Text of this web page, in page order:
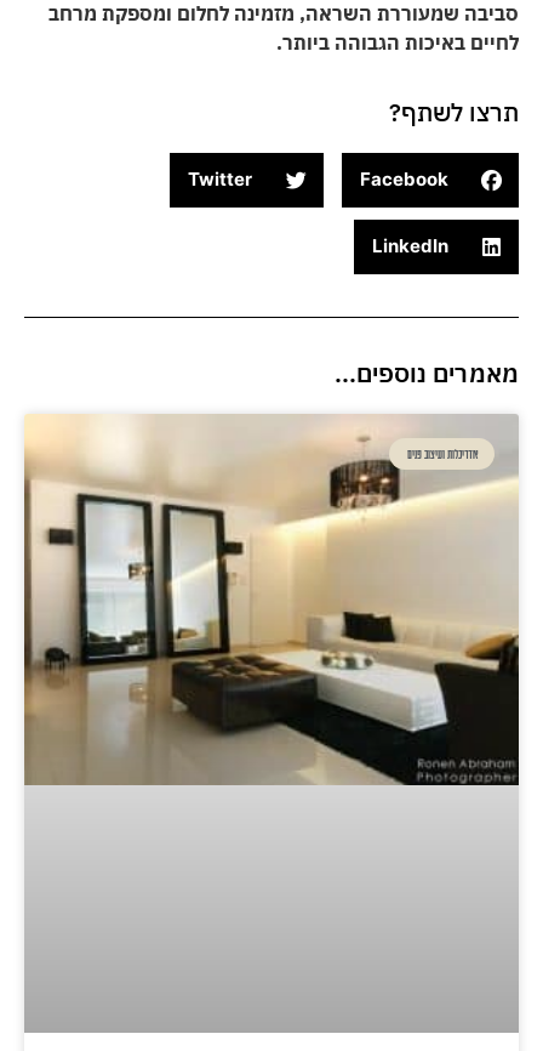
סביבה שמעוררת השראה, מזמינה לחלום ומספקת מרחב
לחיים באיכות הגבוהה ביותר.
תרצו לשתף?
Facebook
Twitter
LinkedIn
מאמרים נוספים...
אדריכלות ועיצוב פנים